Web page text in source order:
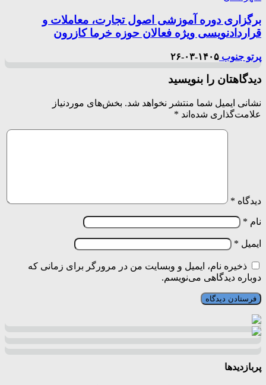
برگزاری دوره آموزشی اصول تجارت، معاملات و
قرارداد‌نویسی ویژه فعالان حوزه خرما کازرون
پرتو جنوب ۱۴۰۵-۰۳-۲۶
دیدگاهتان را بنویسید
نشانی ایمیل شما منتشر نخواهد شد. بخش‌های موردنیاز
علامت‌گذاری شده‌اند *
دیدگاه *
نام *
ایمیل *
ذخیره نام، ایمیل و وبسایت من در مرورگر برای زمانی که
دوباره دیدگاهی می‌نویسم.
پربازدیدها